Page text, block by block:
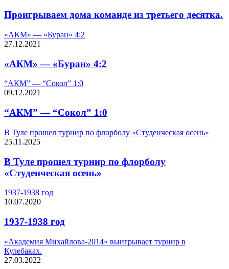
Проигрываем дома команде из третьего десятка.
«АКМ» — «Буран» 4:2
27.12.2021
«АКМ» — «Буран» 4:2
“АКМ” — “Сокол” 1:0
09.12.2021
“АКМ” — “Сокол” 1:0
В Туле прошел турнир по флорболу «Студенческая осень»
25.11.2025
В Туле прошел турнир по флорболу
«Студенческая осень»
1937-1938 год
10.07.2020
1937-1938 год
«Академия Михайлова-2014» выигрывает турнир в
Кулебаках.
27.03.2022